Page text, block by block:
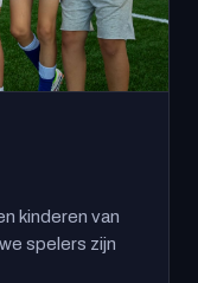
kinderen van
spelers zijn